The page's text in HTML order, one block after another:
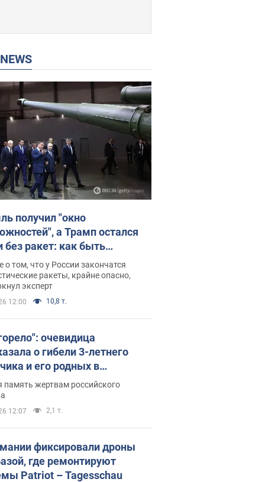
NEWS
получил "окно
а Трамп остался
без ракет: как быть
Интервью с Мельником
о том, что у России закончатся
ракеты, крайне опасно,
эксперт
12:00 10,8 т.
очевидица
о гибели 3-летнего
и его родных в
атаки РФ на Киевскую
Видео и фото
память жертвам российского
12:07 2,1 т.
фиксировали дроны
где ремонтируют
Patriot – Tagesschau